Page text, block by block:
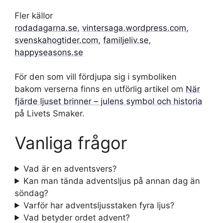
Fler källor
rodadagarna.se, vintersaga.wordpress.com,
svenskahogtider.com, familjeliv.se,
happyseasons.se
För den som vill fördjupa sig i symboliken
bakom verserna finns en utförlig artikel om När
fjärde ljuset brinner – julens symbol och historia
på Livets Smaker.
Vanliga frågor
Vad är en adventsvers?
Kan man tända adventsljus på annan dag än
söndag?
Varför har adventsljusstaken fyra ljus?
Vad betyder ordet advent?